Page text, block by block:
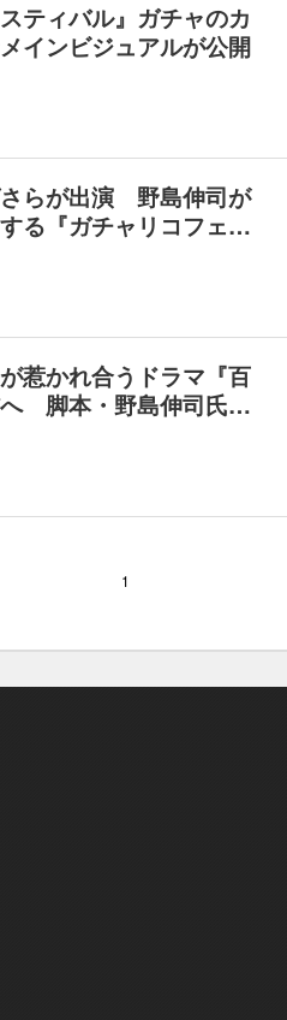
ティバル』ガチャのカ
インビジュアルが公開
らが出演 野島伸司が
る『ガチャリコフェ…
惹かれ合うドラマ『百
へ 脚本・野島伸司氏…
1